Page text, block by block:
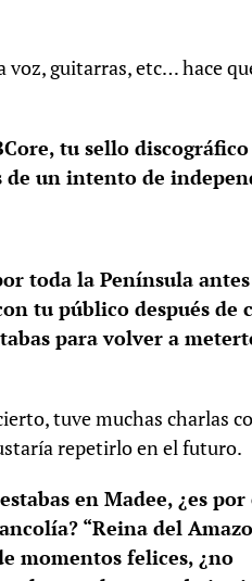
voz, guitarras, etc… hace
tu sello discográfico
de un intento de
toda la Península
tu público después de
para volver a
tuve muchas charlas
repetirlo en el futuro.
en Madee, ¿es por
“Reina del
momentos felices, ¿no